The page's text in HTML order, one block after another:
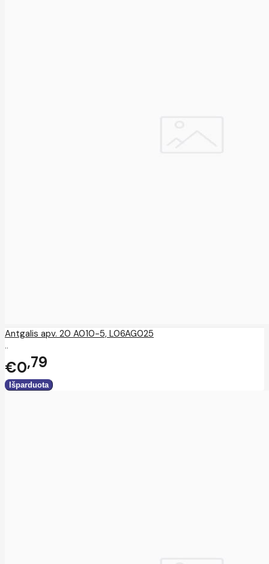
Antgalis apv. 20 A010-5, L06AG025
..
€0 79